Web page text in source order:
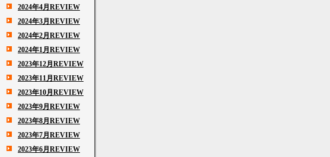
2024年4月REVIEW
2024年3月REVIEW
2024年2月REVIEW
2024年1月REVIEW
2023年12月REVIEW
2023年11月REVIEW
2023年10月REVIEW
2023年9月REVIEW
2023年8月REVIEW
2023年7月REVIEW
2023年6月REVIEW